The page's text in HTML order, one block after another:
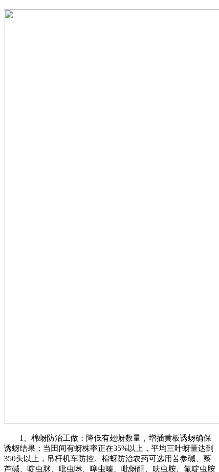
1、棉蚜防治工做：降低有翅蚜数量，增插黄板诱蚜确保
诱蚜结果；当田间有蚜株率正在35%以上，平均三叶蚜量达到
350头以上，吊杆机车防控。棉蚜防治农药可选用苦参碱、藜
芦碱、啶虫脒、吡虫啉、噻虫嗪、吡蚜酮、呋虫胺、氟啶虫胺